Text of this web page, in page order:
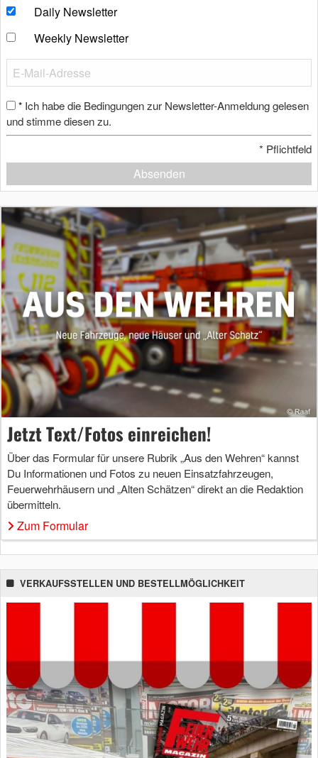
Daily Newsletter
Weekly Newsletter
* Ich habe die Bedingungen zur Newsletter-Anmeldung gelesen
und stimme diesen zu.
* Pflichtfeld
Absenden
Jetzt Text/Fotos einreichen!
Über das Formular für unsere Rubrik „Aus den Wehren“ kannst
Du Informationen und Fotos zu neuen Einsatzfahrzeugen,
Feuerwehrhäusern und „Alten Schätzen“ direkt an die Redaktion
übermitteln.
Zum Formular
VERKAUFSSTELLEN UND BESTELLMÖGLICHKEIT